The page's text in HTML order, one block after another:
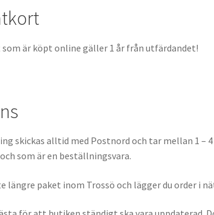
är köpt online gäller 1 år från utfärdandet!
skickas alltid med Postnord och tar mellan 1 –
som är en beställningsvara.
längre paket inom Trossö och lägger du order i